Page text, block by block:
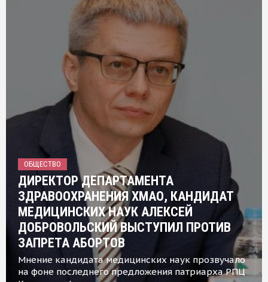
ОБЩЕСТВО
ДИРЕКТОР ДЕПАРТАМЕНТА
ЗДРАВООХРАНЕНИЯ ХМАО, КАНДИДАТ
МЕДИЦИНСКИХ НАУК АЛЕКСЕЙ
ДОБРОВОЛЬСКИЙ ВЫСТУПИЛ ПРОТИВ
ЗАПРЕТА АБОРТОВ
Мнение кандидата медицинских наук прозвучало
на фоне последнего предложения патриарха РПЦ